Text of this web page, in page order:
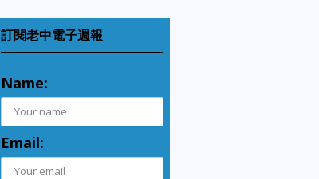
訂閱老中電子週報
Name:
Email: